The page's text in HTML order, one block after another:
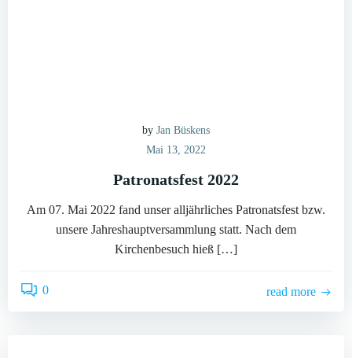
by Jan Büskens
Mai 13, 2022
Patronatsfest 2022
Am 07. Mai 2022 fand unser alljährliches Patronatsfest bzw.
unsere Jahreshauptversammlung statt. Nach dem
Kirchenbesuch hieß […]
0 read more